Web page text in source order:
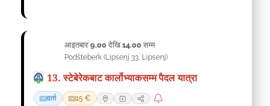
आइतबार9.00 देखि14.00 सम्म
Podšteberk (Lipsenj 33, Lipsenj)
दर्ता 15 €
13. स्टेबेरेकबाट कार्लोभ्याकसम्म पैदल यात्रा